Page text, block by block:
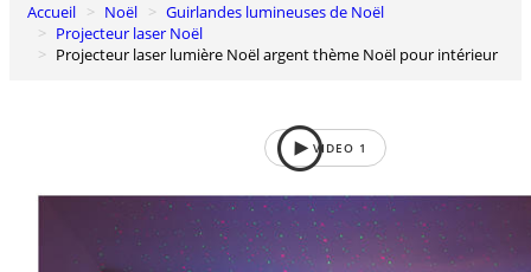
0
Panier
Accueil Noël
Guirlandes lumineuses de Noël
Projecteur laser Noël
Projecteur laser lumière Noël argent thème Noël pour intérieur
VIDEO 1